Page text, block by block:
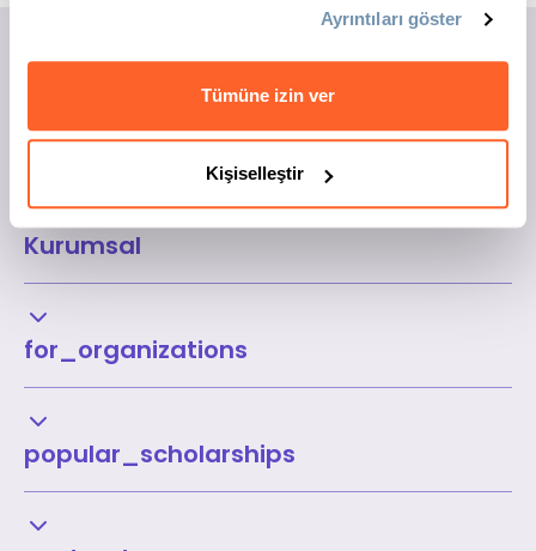
Ayrıntıları göster
Tümüne izin ver
Kişiselleştir
Kurumsal
for_organizations
popular_scholarships